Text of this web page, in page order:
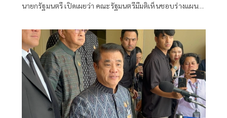
นายกรัฐมนตรี เปิดเผยว่า คณะรัฐมนตรีมีมติเห็นชอบร่างแผน
ยุทธศาสตร์รอบด้านระหว่างไทย - เวียดนาม ปี 2569 -2574
ทั้งนี้ หากมีการแก้ไขร่างแผนปฏิบัติการฯ ในส่วนที่มิใช่สาระ
สำคัญหรือขัดต่อผลประโยชน์ของประเทศไทยขออนุมัติให้
กระทรวงการต่างประเทศพิจารณาดำเนินการโดยไม่ต้องขอ
ความเห็นชอบจากคณะรัฐมนตรีอีก